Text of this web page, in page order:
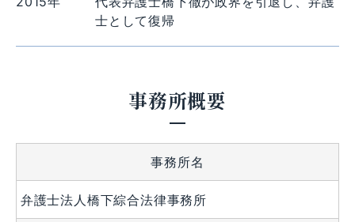
士として復帰
事務所概要
事務所名
弁護士法人橋下綜合法律事務所